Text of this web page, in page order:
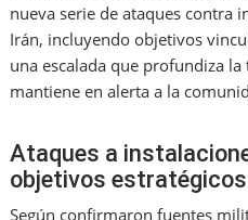
nueva serie de ataques contra
Irán, incluyendo objetivos
una escalada que profundiza
mantiene en alerta a la
Ataques a
objetivos estratégicos
Según confirmaron fuentes